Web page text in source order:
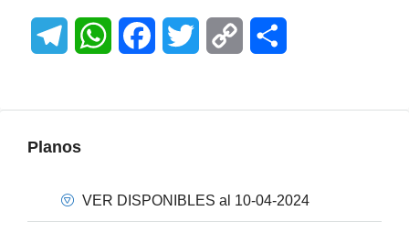
TelegramWhatsAppFacebookTwitter Copy
Planos
VER DISPONIBLES al 10-04-2024